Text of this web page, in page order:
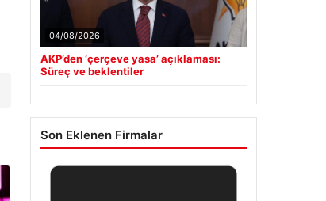
04/08/2026
AKP’den ‘çerçeve yasa’ açıklaması:
Süreç ve beklentiler
Son Eklenen Firmalar